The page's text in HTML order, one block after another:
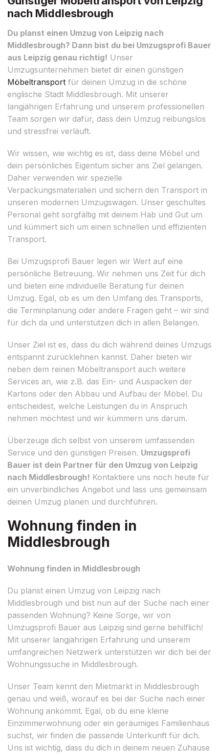
nach Middlesbrough
Du planst einen Umzug von Leipzig nach
Middlesbrough? Dann bist du bei Umzugsprofi Bauer
aus Leipzig genau richtig! Unser
Umzugsunternehmen bietet dir einen günstigen
Möbeltransport für deinen Umzug in die schöne
englische Stadt Middlesbrough. Mit unserer
langjährigen Erfahrung und unserem professionellen
Team sorgen wir dafür, dass dein Umzug reibungslos
und stressfrei verläuft.
Wir wissen, wie wichtig es ist, dass deine Möbel und
dein persönliches Eigentum sicher ans Ziel gelangen.
Daher verwenden wir spezielle
Verpackungsmaterialien und sichern den Transport in
unseren modernen Umzugswagen. Unser geschultes
Personal geht sorgfältig mit deinem Hab und Gut um
und kümmert sich um einen schnellen und effizienten
Transport.
Bei Umzugsprofi Bauer legen wir Wert auf eine
persönliche Betreuung. Wir nehmen uns Zeit für dich
und bieten eine individuelle Beratung für deinen
Umzug. Egal, ob es um den Umfang des Transports,
die Terminplanung oder andere Fragen geht – wir sind
für dich da und unterstützen dich in allen Belangen.
Unser Ziel ist es, dass du dich während deines Umzugs
entspannt zurücklehnen kannst. Daher bieten wir
neben dem reinen Möbeltransport auch weitere
Services an, wie z.B. das Ein- und Auspacken der
Kartons oder den Abbau und Aufbau der Möbel. Du
entscheidest, welche Leistungen du in Anspruch
nehmen möchtest und wir kümmern uns darum.
Überzeuge dich selbst von unserem umfassenden
Service und den günstigen Preisen. Umzugsprofi
Bauer ist dein Partner für den Umzug von Leipzig
nach Middlesbrough! Kontaktiere uns noch heute für
ein unverbindliches Angebot und lass uns gemeinsam
deinen Umzug planen und durchführen.
Wohnung finden in
Middlesbrough
Wohnung finden in Middlesbrough
Du planst einen Umzug von Leipzig nach
Middlesbrough und bist nun auf der Suche nach einer
passenden Wohnung? Keine Sorge, wir von
Umzugsprofi Bauer aus Leipzig sind gerne behilflich!
Mit unserer langjährigen Erfahrung und unserem
umfangreichen Netzwerk unterstützen wir dich bei der
Wohnungssuche in Middlesbrough.
Unser Team kennt den Mietmarkt in Middlesbrough
genau und weiß, worauf es bei der Suche nach einer
Wohnung ankommt. Egal, ob du eine kleine
Einzimmerwohnung oder ein geräumiges Familienhaus
suchst, wir finden die passende Unterkunft für dich.
Uns ist wichtig, dass du dich in deinem neuen Zuhause